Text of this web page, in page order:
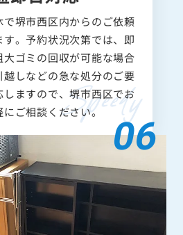
堺市西区内からのご依頼
。予約状況次第では、即
大ゴミの回収が可能な場合
しなどの急な処分のご要
ますので、堺市西区でお
ご相談ください。